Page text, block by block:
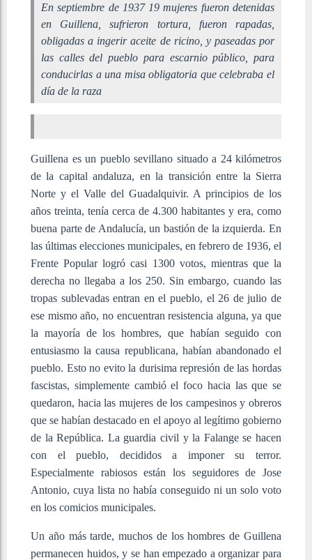
En septiembre de 1937 19 mujeres fueron detenidas
en Guillena, sufrieron tortura, fueron rapadas,
obligadas a ingerir aceite de ricino, y paseadas por
las calles del pueblo para escarnio público, para
conducirlas a una misa obligatoria que celebraba el
día de la raza
Guillena es un pueblo sevillano situado a 24 kilómetros
de la capital andaluza, en la transición entre la Sierra
Norte y el Valle del Guadalquivir. A principios de los
años treinta, tenía cerca de 4.300 habitantes y era, como
buena parte de Andalucía, un bastión de la izquierda. En
las últimas elecciones municipales, en febrero de 1936, el
Frente Popular logró casi 1300 votos, mientras que la
derecha no llegaba a los 250. Sin embargo, cuando las
tropas sublevadas entran en el pueblo, el 26 de julio de
ese mismo año, no encuentran resistencia alguna, ya que
la mayoría de los hombres, que habían seguido con
entusiasmo la causa republicana, habían abandonado el
pueblo. Esto no evito la durisima represión de las hordas
fascistas, simplemente cambió el foco hacia las que se
quedaron, hacia las mujeres de los campesinos y obreros
que se habían destacado en el apoyo al legítimo gobierno
de la República. La guardia civil y la Falange se hacen
con el pueblo, decididos a imponer su terror.
Especialmente rabiosos están los seguidores de Jose
Antonio, cuya lista no había conseguido ni un solo voto
en los comicios municipales.
Un año más tarde, muchos de los hombres de Guillena
permanecen huidos, y se han empezado a organizar para